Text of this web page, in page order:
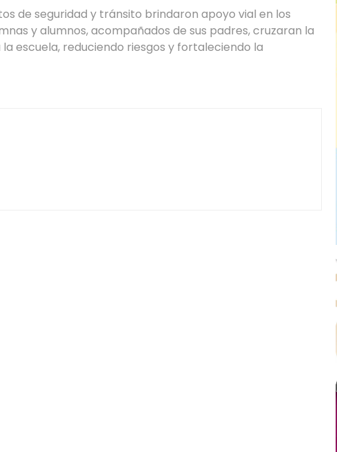
de seguridad y tránsito brindaron apoyo vial en los
y alumnos, acompañados de sus padres, cruzaran la
escuela, reduciendo riesgos y fortaleciendo la